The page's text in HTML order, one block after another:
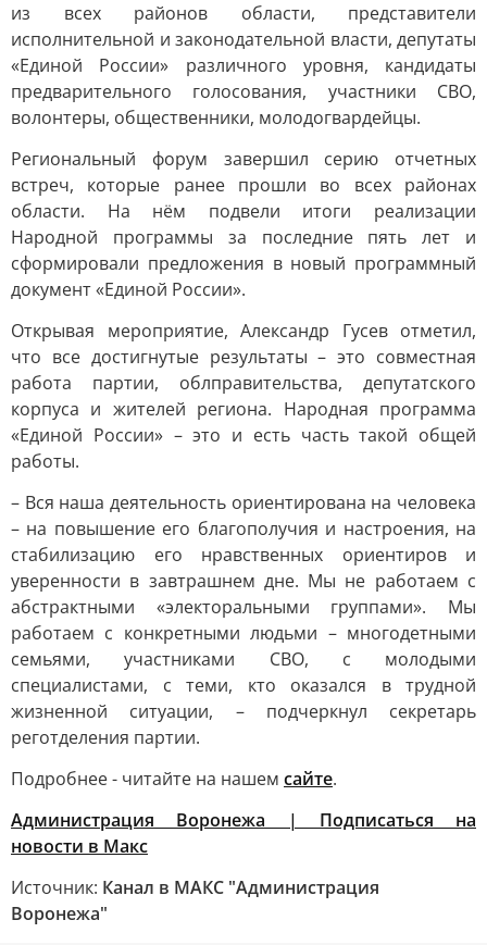
из всех районов области, представители
исполнительной и законодательной власти, депутаты
«Единой России» различного уровня, кандидаты
предварительного голосования, участники СВО,
волонтеры, общественники, молодогвардейцы.
Региональный форум завершил серию отчетных
встреч, которые ранее прошли во всех районах
области. На нём подвели итоги реализации
Народной программы за последние пять лет и
сформировали предложения в новый программный
документ «Единой России».
Открывая мероприятие, Александр Гусев отметил,
что все достигнутые результаты – это совместная
работа партии, облправительства, депутатского
корпуса и жителей региона. Народная программа
«Единой России» – это и есть часть такой общей
работы.
– Вся наша деятельность ориентирована на человека
– на повышение его благополучия и настроения, на
стабилизацию его нравственных ориентиров и
уверенности в завтрашнем дне. Мы не работаем с
абстрактными «электоральными группами». Мы
работаем с конкретными людьми – многодетными
семьями, участниками СВО, с молодыми
специалистами, с теми, кто оказался в трудной
жизненной ситуации, – подчеркнул секретарь
реготделения партии.
Подробнее - читайте на нашем сайте.
Администрация Воронежа | Подписаться на
новости в Макс
Источник: Канал в МАКС "Администрация
Воронежа"